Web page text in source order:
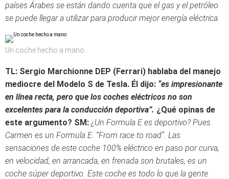
países Árabes se están dando cuenta que el gas y el petróleo
se puede llegar a utilizar para producir mejor energía eléctrica.
Un coche hecho a mano
TL: Sergio Marchionne DEP (Ferrari) hablaba del manejo
mediocre del Modelo S de Tesla. Él dijo: “es impresionante
en línea recta, pero que los coches eléctricos no son
excelentes para la conducción deportiva”. ¿Qué opinas de
este argumento? SM: ¿Un Formula E es deportivo? Pues
Carmen es un Formula E. “From race to road”. Las
sensaciones de este coche 100% eléctrico en paso por curva,
en velocidad, en arrancada, en frenada son brutales, es un
coche súper deportivo. Este coche es todo lo que la gente